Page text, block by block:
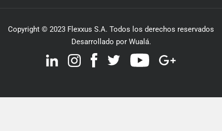
Copyright © 2023 Flexxus S.A. Todos los derechos reservados
Desarrollado por Wualá.